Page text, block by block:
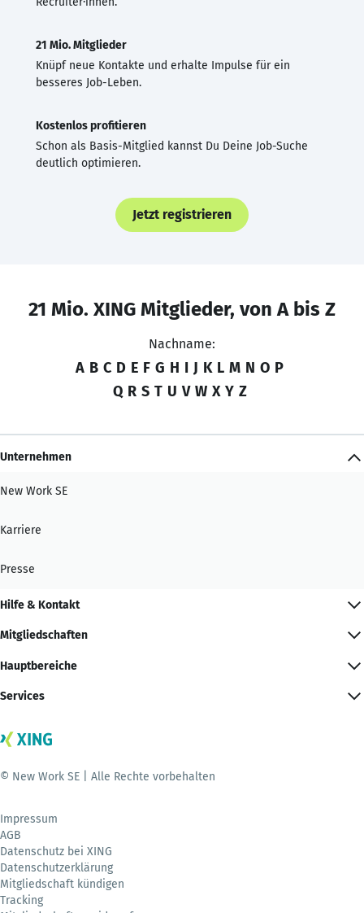
21 Mio. Mitglieder
Knüpf neue Kontakte und erhalte Impulse für ein
besseres Job-Leben.
Kostenlos profitieren
Schon als Basis-Mitglied kannst Du Deine Job-Suche
deutlich optimieren.
Jetzt registrieren
21 Mio. XING Mitglieder, von A bis Z
Nachname:
A B C D E F G H I J K L M N O P
Q R S T U V W X Y Z
Unternehmen
New Work SE
Karriere
Presse
Hilfe & Kontakt
Mitgliedschaften
Hauptbereiche
Services
© New Work SE | Alle Rechte vorbehalten
Impressum
AGB
Datenschutz bei XING
Datenschutzerklärung
Mitgliedschaft kündigen
Tracking